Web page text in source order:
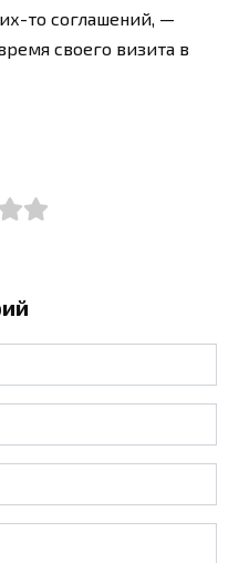
то соглашений, —
своего визита в